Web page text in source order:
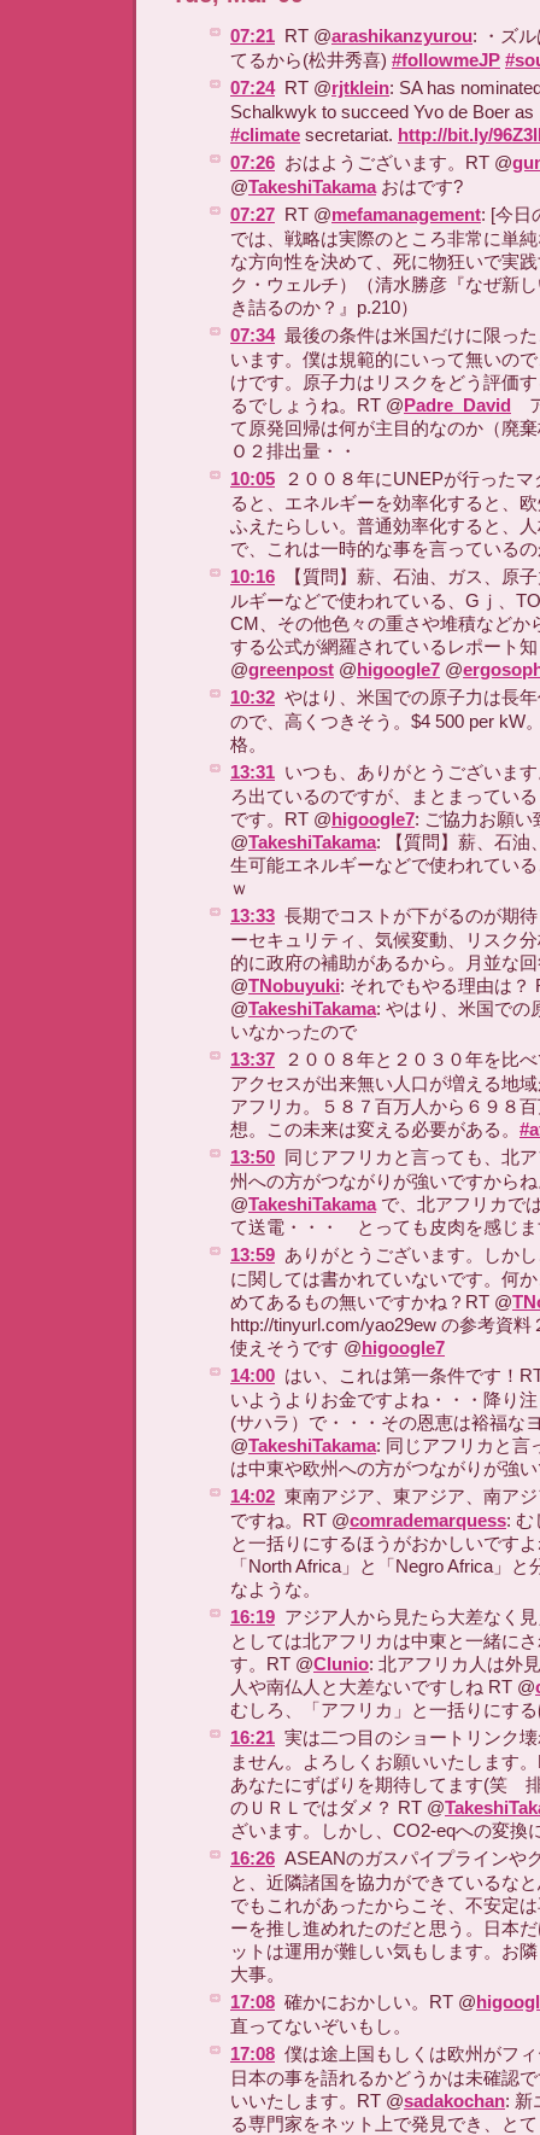
07:21 RT @arashikanzyurou: ・ズ
てるから(松井秀喜) #followmeJP
07:24 RT @rjtklein: SA has
Schalkwyk to succeed Yvo de Boer as
#climate secretariat. http://bit.ly/
07:26 おはようございます。RT @
@TakeshiTakamaおはです?
07:27 RT @mefamanagement: [今日
では、戦略は実際のところ非常に単
な方向性を決めて、死に物狂いで実
ク・ウェルチ）（清水勝彦『なぜ新
き詰るのか？』p.210）
07:34 最後の条件は米国だけに限っ
います。僕は規範的にいって無いの
けです。原子力はリスクをどう評価
るでしょうね。RT @Padre_David
て原発回帰は何が主目的なのか（廃
Ｏ２排出量・・
10:05
２００８年にUNEPが行った
ると、エネルギーを効率化すると、
ふえたらしい。普通効率化すると、
で、これは一時的な事を言っている
10:16
【質問】薪、石油、ガス、原
ルギーなどで使われている、Gｊ、
CM、その他色々の重さや堆積などか
する公式が網羅されているレポート
@greenpost @higoogle7 @
10:32 やはり、米国での原子力は長
ので、高くつきそう。$4 500 per kW
格。
13:31 いつも、ありがとうございま
ろ出ているのですが、まとまってい
です。RT @higoogle7: ご協力お願い
@TakeshiTakama: 【質問】薪、石油
生可能エネルギーなどで使われてい
ｗ
13:33 長期でコストが下がるのが期
ーセキュリティ、気候変動、リスク
的に政府の補助があるから。月並な
@TNobuyuki: それでもやる理由は？
@TakeshiTakama: やはり、米国での
いなかったので
13:37
２００８年と２０３０年を比
アクセスが出来無い人口が増える地
アフリカ。５８７百万人から６９８
想。この未来は変える必要がある。
13:50 同じアフリカと言っても、北
州への方がつながりが強いですから
@TakeshiTakamaで、北アフリカで
て送電・・・ とっても皮肉を感じま
13:59 ありがとうございます。しか
に関しては書かれていないです。何
めてあるもの無いですかね？RT @
http://tinyurl.com/yao29ew の参考資
使えそうです @higoogle7
14:00 はい、これは第一条件です！
いようよりお金ですよね・・・降り
(サハラ）で・・・その恩恵は裕福
@TakeshiTakama: 同じアフリカと言
は中東や欧州への方がつながりが強
14:02 東南アジア、東アジア、南ア
ですね。RT @comrademarquess: む
と一括りにするほうがおかしいです
「North Africa」と「Negro Africa」
なような。
16:19 アジア人から見たら大差なく
としては北アフリカは中東と一緒に
す。RT @Clunio: 北アフリカ人は外
人や南仏人と大差ないですしね RT @
むしろ、「アフリカ」と一括りにす
16:21 実は二つ目のショートリンク
ません。よろしくお願いいたします
あなたにずばりを期待してます(笑
のＵＲＬではダメ？ RT @
ざいます。しかし、CO2-eqへの変換
16:26 ASEANのガスパイプラインや
と、近隣諸国を協力ができているな
でもこれがあったからこそ、不安定
ーを推し進めれたのだと思う。日本
ットは運用が難しい気もします。お
大事。
17:08 確かにおかしい。RT @
直ってないぞいもし。
17:08 僕は途上国もしくは欧州がフ
日本の事を語れるかどうかは未確認
いいたします。RT @sadakochan: 新
る専門家をネット上で発見でき、と